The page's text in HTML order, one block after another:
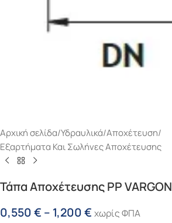
Αρχική σελίδα/Υδραυλικά/Αποχέτευση/
Εξαρτήματα Και Σωλήνες Αποχέτευσης
Τάπα Αποχέτευσης PP VARGON
0,550€ – 1,200€ χωρίς ΦΠΑ